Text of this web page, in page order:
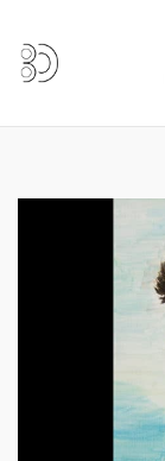
content